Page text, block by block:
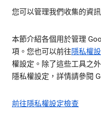
您可以管理我們收集的資
本節介紹各個用於管理
項。您也可以前往隱私權
權設定。除了這些工具之
隱私權設定，詳情請參閱
前往隱私權設定檢查